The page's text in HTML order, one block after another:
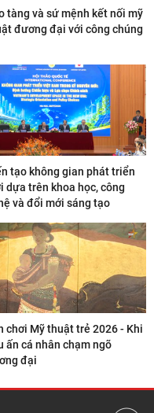
tàng và sứ mệnh kết nối mỹ
đương đại với công chúng
tạo không gian phát triển
dựa trên khoa học, công
và đổi mới sáng tạo
chơi Mỹ thuật trẻ 2026 - Khi
ấn cá nhân chạm ngõ
đại